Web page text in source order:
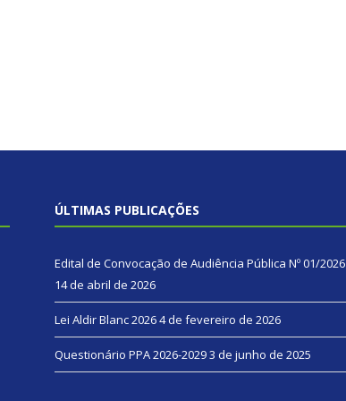
ÚLTIMAS PUBLICAÇÕES
Edital de Convocação de Audiência Pública Nº 01/2026
14 de abril de 2026
Lei Aldir Blanc 20264 de fevereiro de 2026
Questionário PPA 2026-20293 de junho de 2025